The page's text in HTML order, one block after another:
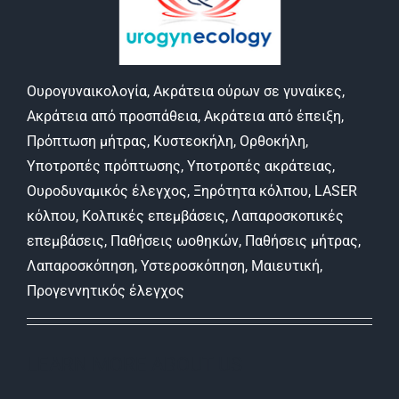
Ουρογυναικολογία, Ακράτεια ούρων σε γυναίκες,
Ακράτεια από προσπάθεια, Ακράτεια από έπειξη,
Πρόπτωση μήτρας, Κυστεοκήλη, Ορθοκήλη,
Υποτροπές πρόπτωσης, Υποτροπές ακράτειας,
Ουροδυναμικός έλεγχος, Ξηρότητα κόλπου, LASER
κόλπου, Κολπικές επεμβάσεις, Λαπαροσκοπικές
επεμβάσεις, Παθήσεις ωοθηκών, Παθήσεις μήτρας,
Λαπαροσκόπηση, Υστεροσκόπηση, Μαιευτική,
Προγεννητικός έλεγχος